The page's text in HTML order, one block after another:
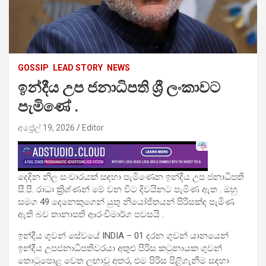
GOSSIP LEAD STORY NEWS
ඉන්දීය උප ජනාධිපති ශ්‍රී ලංකාවට
පැමිණේ .
අප්‍රේල් 19, 2026 Editor
දෙදින නිල සංචාරයක් සඳහා පැමිණෙන ඉන්දීය උප ජනාධිපති
සී.පී. රාධා ක්‍රිශ්ණන් මේ වන විට දිවයිනට පැමිණ ඇත . ඔහු
සමග 49 දෙනෙකුගෙන් යුතු නියෝජිතයන් පිරිසක්ද පැමිණ
ඇති බව තානාපති ආරංචිමාර්ග පවසයි .
ඉන්දීය ගුවන් සේවයේ INDIA – 01 දරන ගුවන් යානයෙන්
ඉන්දීය උපජනාධිපතිවරයා අතුළු පිරිස කටුනායක ගුවන්
තොටුපොළ වෙත ලඟාවූ අතර, එම පිරිස පිළිගැනීම සඳහා